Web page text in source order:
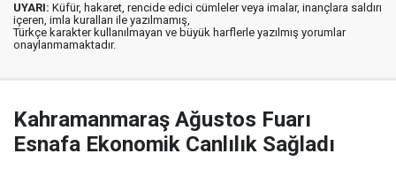
UYARI: Küfür, hakaret, rencide edici cümleler veya imalar, inançlara saldırı
içeren, imla kuralları ile yazılmamış,
Türkçe karakter kullanılmayan ve büyük harflerle yazılmış yorumlar
onaylanmamaktadır.
Kahramanmaraş Ağustos Fuarı
Esnafa Ekonomik Canlılık Sağladı